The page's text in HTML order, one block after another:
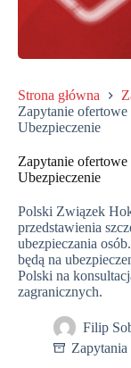
Strona główna
Zapytanie
Ubezpieczenie
Zapytanie
Ubezpieczenie
Polski Związek
przedstawienia
ubezpieczania
będą na
Polski na
zagranicznych.
Filip